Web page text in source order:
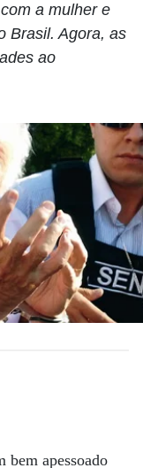
a mulher e
Brasil. Agora, as
ao
bem apessoado